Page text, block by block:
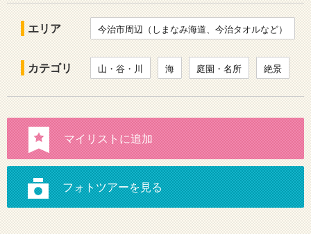
エリア 今治市周辺（しまなみ海道、今治タオルなど）
カテゴリ 山・谷・川 海 庭園・名所 絶景